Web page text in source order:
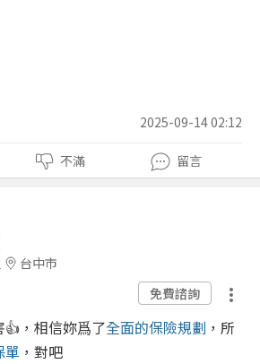
2025-09-14 02:12
不滿 留言
台中市
免費諮詢
，相信妳爲了全面的保險規劃 ，所
單 ，對吧